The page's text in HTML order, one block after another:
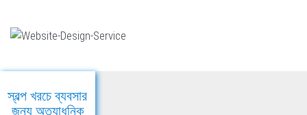
স্বল্প খরচে ব্যবসার
জন্য অত্যাধুনিক